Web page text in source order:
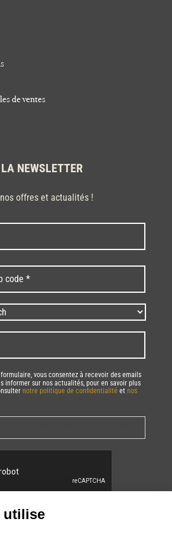
de ventes
NEWSLETTER
offres et actualités !
Nom
vous consentez à recevoir des emails
informer sur nos actualités, pour en savoir plus
notre politique de confidentialité et nos